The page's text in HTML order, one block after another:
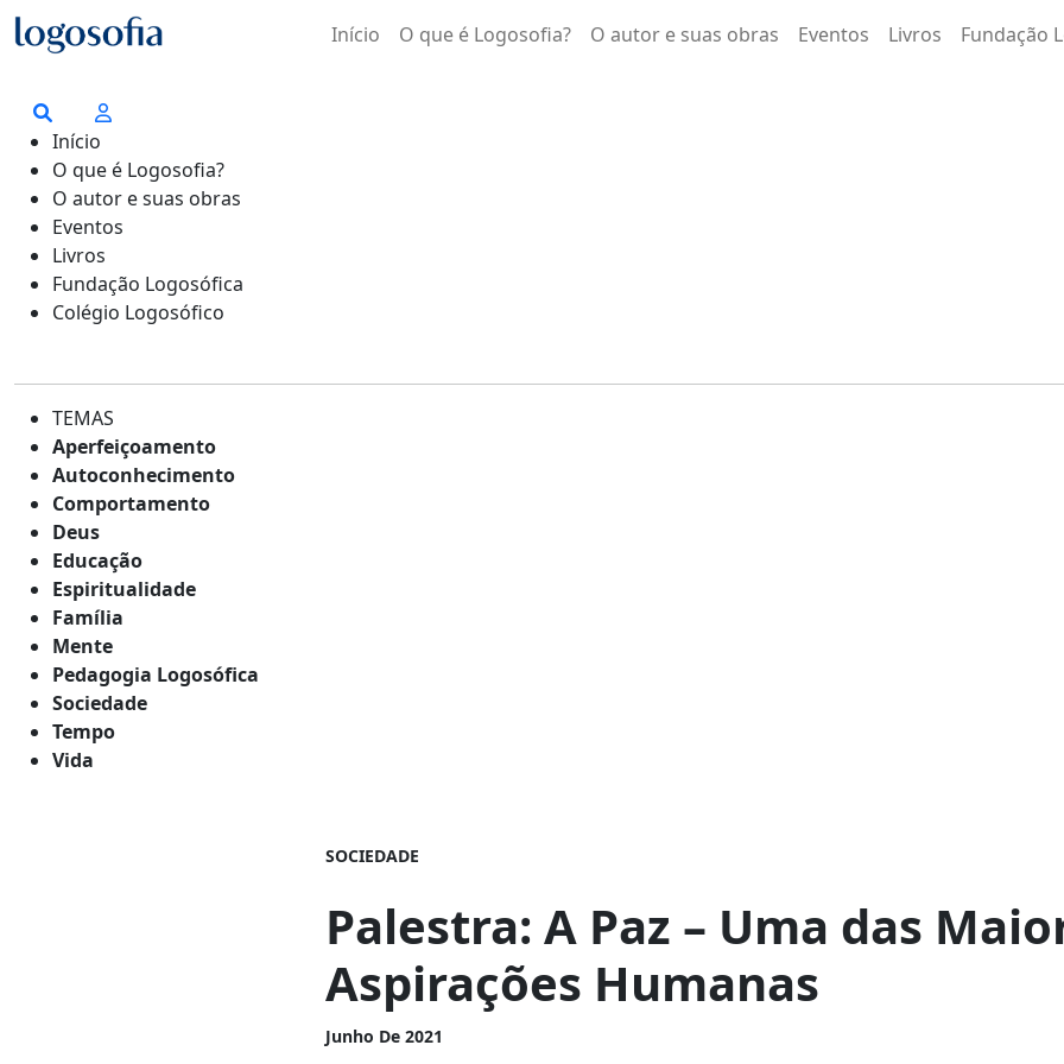
Início O que é Logosofia? O autor e suas obras Eventos Livros Fundação
Início
O que é Logosofia?
O autor e suas obras
Eventos
Livros
Fundação Logosófica
Colégio Logosófico
TEMAS
Aperfeiçoamento
Autoconhecimento
Comportamento
Deus
Educação
Espiritualidade
Família
Mente
Pedagogia Logosófica
Sociedade
Tempo
Vida
SOCIEDADE
Palestra: A Paz – Uma das
Aspirações Humanas
Junho De 2021